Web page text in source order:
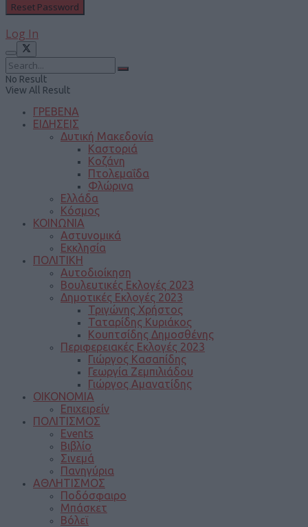
Log In
No Result
View All Result
ΓΡΕΒΕΝΑ
ΕΙΔΗΣΕΙΣ
Δυτική Μακεδονία
Καστοριά
Κοζάνη
Πτολεμαΐδα
Φλώρινα
Ελλάδα
Κόσμος
ΚΟΙΝΩΝΙΑ
Αστυνομικά
Εκκλησία
ΠΟΛΙΤΙΚΗ
Αυτοδιοίκηση
Βουλευτικές Εκλογές 2023
Δημοτικές Εκλογές 2023
Τριγώνης Χρήστος
Ταταρίδης Κυριάκος
Κουπτσίδης Δημοσθένης
Περιφερειακές Εκλογές 2023
Γιώργος Κασαπίδης
Γεωργία Ζεμπιλιάδου
Γιώργος Αμανατίδης
ΟΙΚΟΝΟΜΙΑ
Επιχειρείν
ΠΟΛΙΤΙΣΜΟΣ
Events
Βιβλίο
Σινεμά
Πανηγύρια
ΑΘΛΗΤΙΣΜΟΣ
Ποδόσφαιρο
Μπάσκετ
Βόλεϊ